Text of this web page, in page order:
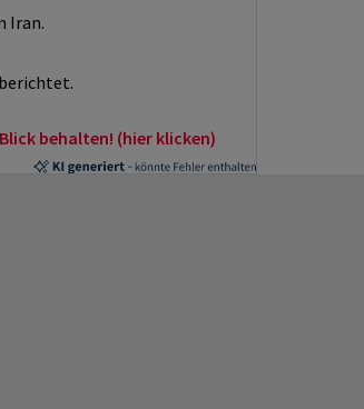
Iran.
behalten! (hier klicken)